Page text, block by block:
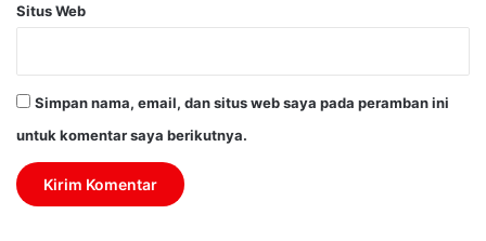
Situs Web
Simpan nama, email, dan situs web saya pada peramban ini
untuk komentar saya berikutnya.